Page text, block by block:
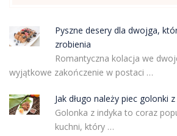
Pyszne desery dla dwojga,
zrobienia
Romantyczna kolacja we
wyjątkowe zakończenie w postaci …
Jak długo należy piec golonki
Golonka z indyka to coraz
kuchni, który …